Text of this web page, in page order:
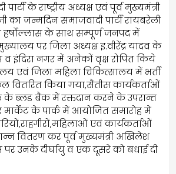
के राष्ट्रीय अध्यक्ष एवं पूर्व मुख्यमंत्री
का जन्मदिन समाजवादी पार्टी रायबरेली
हर्षोल्लास के साथ सम्पूर्ण जनपद में
पर जिला अध्यक्ष इ.वीरेंद्र यादव के
इंदिरा नगर में अनेकों वृक्ष रोपित किये
एवं जिला महिला चिकित्सालय में भर्ती
वितरित किया गया,सैंतीस कार्यकर्ताओं
के ब्लड बैंक में रक्तदान करने के उपरान्त
मार्केट के पार्क में आयोजित समारोह में
एवं कार्यकर्ताओं
वितरण कर पूर्व मुख्यमंत्री अखिलेश
उनके दीर्घायु व एक दूसरे को बधाई दी